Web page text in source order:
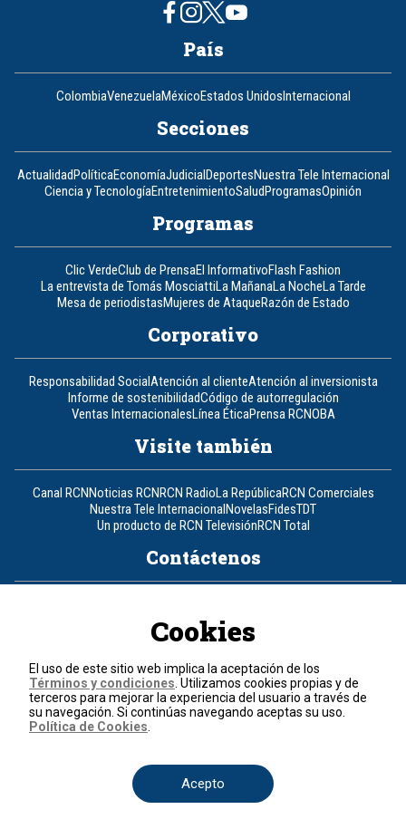
País
ColombiaVenezuelaMéxicoEstados UnidosInternacional
Secciones
ActualidadPolíticaEconomíaJudicialDeportesNuestra Tele Internacional
Ciencia y TecnologíaEntretenimientoSaludProgramasOpinión
Programas
Clic VerdeClub de PrensaEl InformativoFlash Fashion
La entrevista de Tomás MosciattiLa MañanaLa NocheLa Tarde
Mesa de periodistasMujeres de AtaqueRazón de Estado
Corporativo
Responsabilidad SocialAtención al clienteAtención al inversionista
Informe de sostenibilidadCódigo de autorregulación
Ventas InternacionalesLínea ÉticaPrensa RCNOBA
Visite también
Canal RCNNoticias RCNRCN RadioLa RepúblicaRCN Comerciales
Nuestra Tele InternacionalNovelasFidesTDT
Un producto de RCN TelevisiónRCN Total
Contáctenos
Política de cookies
Términos y condiciones
© 2026, RCN Medios.
Todos los derechos reservados.
Cookies
El uso de este sitio web implica la aceptación de los
Términos y condiciones . Utilizamos cookies propias y de
terceros para mejorar la experiencia del usuario a través de
su navegación. Si continúas navegando aceptas su uso.
Política de Cookies
Acepto